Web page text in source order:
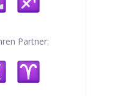
Partner: